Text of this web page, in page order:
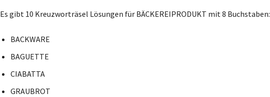
Es gibt 10 Kreuzworträsel Lösungen für BÄCKEREIPRODUKT mit 8 Buchstaben:
BACKWARE
BAGUETTE
CIABATTA
GRAUBROT